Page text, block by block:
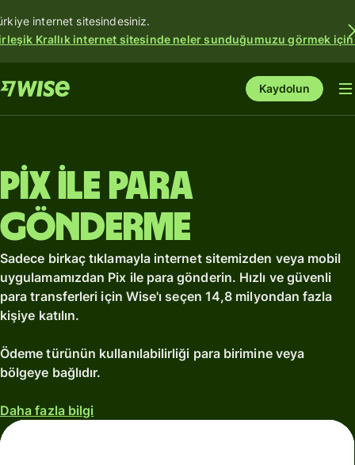
internet sitesindesiniz.
Krallık internet sitesinde neler sunduğumuzu görmek için
Kaydolun
Pix ile para
gönderme
Sadece birkaç tıklamayla internet sitemizden veya mobil
uygulamamızdan Pix ile para gönderin. Hızlı ve güvenli
para transferleri için Wise'ı seçen 14,8 milyondan fazla
kişiye katılın.
Ödeme türünün kullanılabilirliği para birimine veya
bölgeye bağlıdır.
Daha fazla bilgi